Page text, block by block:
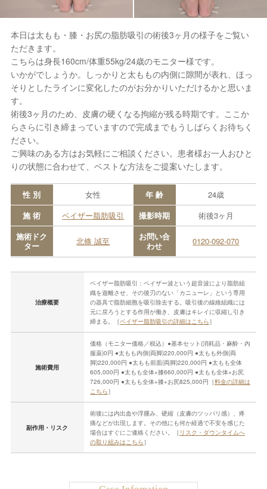
本日は太もも・膝・お尻の脂肪吸引の術後3ヶ月の様子をご覧い
ただきます。
こちらは身長160cm/体重55kg/24歳のモニター様です。
いかがでしょうか。しっかりと太ももの内側に隙間が表れ、ほっ
そりとしたラインに変化したのがお分かりいただけるかと思いま
す。
術後3ヶ月のため、皮膚の硬くなる拘縮が残る時期です。ここか
らさらに引き締まっていますので完成までもうしばらくお待ちく
ださい。
ご興味のある方はお気軽にご相談ください。患者様お一人おひと
りの状態に合わせて、ベストな方法をご提案いたします。
性 別 女性 年 齢
24歳
施 術
ベイザー脂肪吸引 撮影時期
術後3ヶ月
施術ドク
ター
北條 誠至
お問い合
わせ
0120-092-070
治療概要
ベイザー脂肪吸引：ベイザー波という超音波により脂肪組
織を遊離させ、その後刃のない「カニューレ」という専用
の器具で脂肪細胞を吸引除去する。吸引後の線維組織には
元に戻ろうとする作用が働き、皮膚はキレイに収縮し引き
締まる。［ベイザー脂肪吸引の詳細はこちら］
施術費用
価格（モニター価格／税込）●基本セット(消耗品・麻酔・内
服薬)0円 ●太もも内側(両脚)220,000円 ●太もも外側(両
脚)220,000円 ●太もも前面(両脚)220,000円 ●太もも全体
605,000円 ●太もも全体+膝660,000円 ●太もも全体+お尻
726,000円 ●太もも全体+膝+お尻825,000円［料金の詳細は
こちら］
副作用・リスク
術後には内出血や浮腫み、硬縮（皮膚のツッパリ感）、疼
痛などが出現します。その他にも何か経過で不安を感じた
場合はすぐにご連絡ください。［ リスク・ダウンタイムへ
の取り組みはこちら］